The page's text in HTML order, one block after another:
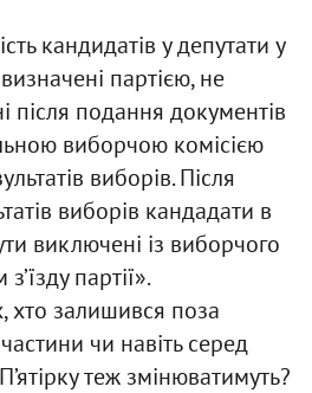
кандидатів у депутати у
партією, не
після подання документів
виборчою комісією
виборів. Після
виборів кандадати в
виключені із виборчого
партії».
хто залишився поза
чи навіть серед
теж змінюватимуть?